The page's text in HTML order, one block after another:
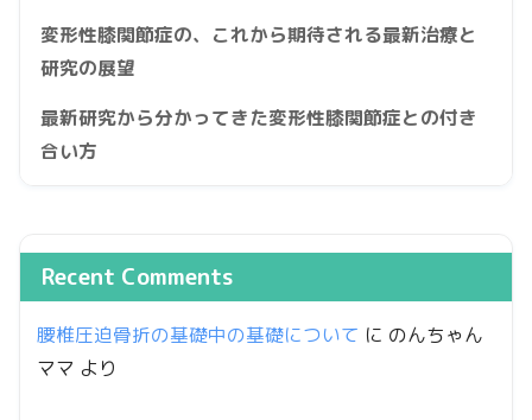
変形性膝関節症の、これから期待される最新治療と
研究の展望
最新研究から分かってきた変形性膝関節症との付き
合い方
Recent Comments
腰椎圧迫骨折の基礎中の基礎について に のんちゃん
ママ より